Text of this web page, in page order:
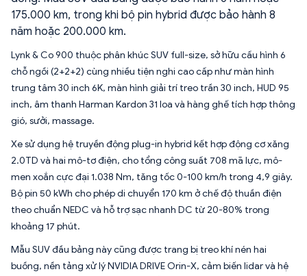
175.000 km, trong khi bộ pin hybrid được bảo hành 8
năm hoặc 200.000 km.
Lynk & Co 900 thuộc phân khúc SUV full-size, sở hữu cấu hình 6
chỗ ngồi (2+2+2) cùng nhiều tiện nghi cao cấp như màn hình
trung tâm 30 inch 6K, màn hình giải trí treo trần 30 inch, HUD 95
inch, âm thanh Harman Kardon 31 loa và hàng ghế tích hợp thông
gió, sưởi, massage.
Xe sử dụng hệ truyền động plug-in hybrid kết hợp động cơ xăng
2.0TD và hai mô-tơ điện, cho tổng công suất 708 mã lực, mô-
men xoắn cực đại 1.038 Nm, tăng tốc 0-100 km/h trong 4,9 giây.
Bộ pin 50 kWh cho phép di chuyển 170 km ở chế độ thuần điện
theo chuẩn NEDC và hỗ trợ sạc nhanh DC từ 20-80% trong
khoảng 17 phút.
Mẫu SUV đầu bảng này cũng được trang bị treo khí nén hai
buồng, nền tảng xử lý NVIDIA DRIVE Orin-X, cảm biến lidar và hệ